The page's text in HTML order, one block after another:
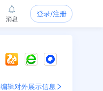
消息
登录/注册
编辑对外展示信息